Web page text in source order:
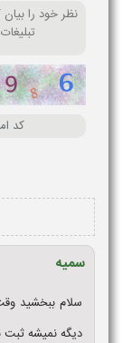
سمیه
سلام ببخشید
دیگه نمیشه ثبت